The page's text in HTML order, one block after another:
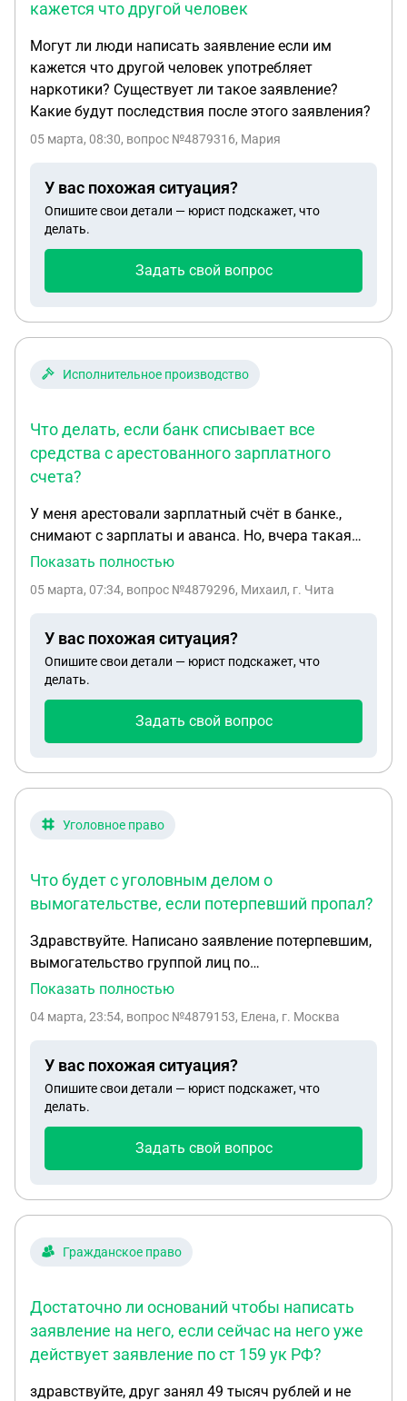
кажется что другой человек
Могут ли люди написать заявление если им
кажется что другой человек употребляет
наркотики? Существует ли такое заявление?
Какие будут последствия после этого заявления?
05 марта, 08:30, вопрос №4879316, Мария
У вас похожая ситуация?
Опишите свои детали — юрист подскажет, что
делать.
Задать свой вопрос
Исполнительное производство
Что делать, если банк списывает все
средства с арестованного зарплатного
счета?
У меня арестовали зарплатный счёт в банке.,
снимают с зарплаты и аванса. Но, вчера такая
ситуация перевели деньги на билет и их сняли
написать обращение в банк чтобы оградить себя
заявления. Заранее спасибо
Показать полностью
05 марта, 07:34, вопрос №4879296, Михаил, г. Чита
У вас похожая ситуация?
Опишите свои детали — юрист подскажет, что
делать.
Задать свой вопрос
Уголовное право
Что будет с уголовным делом о
вымогательстве, если потерпевший пропал?
Здравствуйте. Написано заявление потерпевшим,
вымогательство группой лиц по
предварительному сговору. Потерпевший,после
с делом? Свидетели все в пользу подсудимых.
Показать полностью
04 марта, 23:54, вопрос №4879153, Елена, г. Москва
У вас похожая ситуация?
Опишите свои детали — юрист подскажет, что
делать.
Задать свой вопрос
Гражданское право
Достаточно ли оснований чтобы написать
заявление на него, если сейчас на него уже
действует заявление по ст 159 ук РФ?
здравствуйте, друг занял 49 тысяч рублей и не